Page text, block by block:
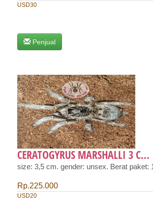
USD30
Penjual
CERATOGYRUS MARSHALLI 3 C...
size: 3,5 cm. gender: unsex. Berat paket:
Rp.225.000
USD20